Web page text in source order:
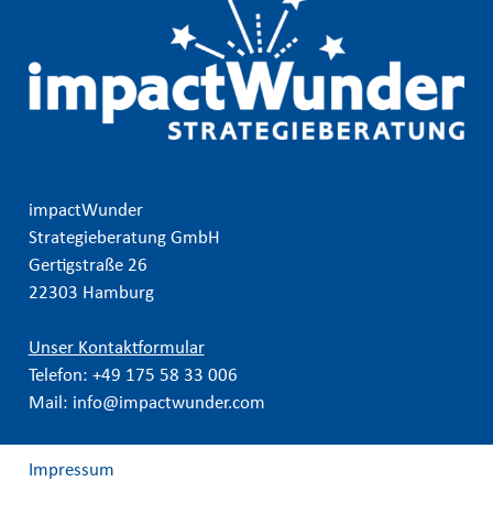
impactWunder
Strategieberatung GmbH
Gertigstraße 26
22303 Hamburg
Unser Kontaktformular
Telefon: +49 175 58 33 006
Mail: info@impactwunder.com
Impressum